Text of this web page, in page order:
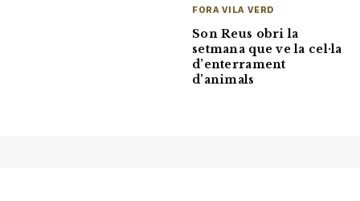
FORA VILA VERD
Son Reus obri la
setmana que ve la cel·la
d’enterrament
d’animals